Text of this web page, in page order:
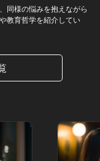
同様の悩みを抱えながら
教育哲学を紹介してい